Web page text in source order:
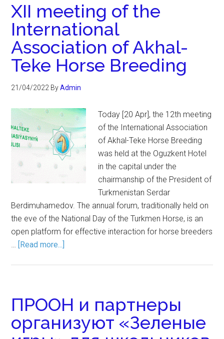
XII meeting of the
International
Association of Akhal-
Teke Horse Breeding
21/04/2022 ByAdmin
Today [20 Apr], the 12th meeting
of the International Association
of Akhal-Teke Horse Breeding
was held at the Oguzkent Hotel
in the capital under the
chairmanship of the President of
Turkmenistan Serdar
Berdimuhamedov. The annual forum, traditionally held on
the eve of the National Day of the Turkmen Horse, is an
open platform for effective interaction for horse breeders
… [Read more...]
ПРООН и партнеры
организуют «Зеленые